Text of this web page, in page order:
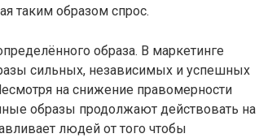
таким образом спрос.
образа. В маркетинге
сильных, независимых и успешных
на снижение правомерности
образы продолжают действовать на
людей от того чтобы